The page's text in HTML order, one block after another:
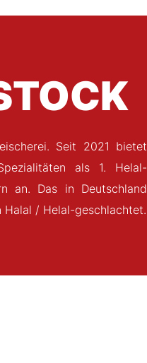
Seit 2021 bietet
als 1. Helal-
an. Das in Deutschland
Halal / Helal-geschlachtet.